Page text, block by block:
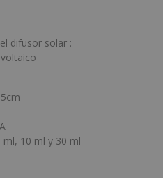
difusor solar :
ml, 10 ml y 30 ml